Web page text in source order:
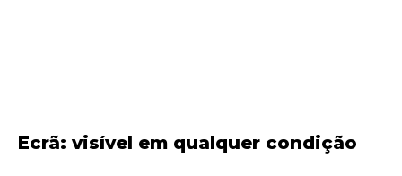
Ecrã: visível em qualquer condição